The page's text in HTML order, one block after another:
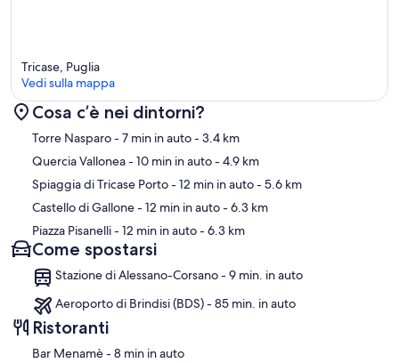
Mappa
Tricase, Puglia
Vedi sulla mappa
Cosa c’è nei dintorni?
Torre Nasparo- 7 min in auto- 3.4 km
Quercia Vallonea- 10 min in auto- 4.9 km
Spiaggia di Tricase Porto- 12 min in auto- 5.6 km
Castello di Gallone- 12 min in auto- 6.3 km
Piazza Pisanelli- 12 min in auto- 6.3 km
Come spostarsi
Stazione di Alessano-Corsano - 9 min. in auto
Aeroporto di Brindisi (BDS) - 85 min. in auto
Ristoranti
‪Bar Menamè - ‬8 min in auto